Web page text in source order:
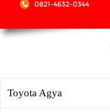
Toyota Agya